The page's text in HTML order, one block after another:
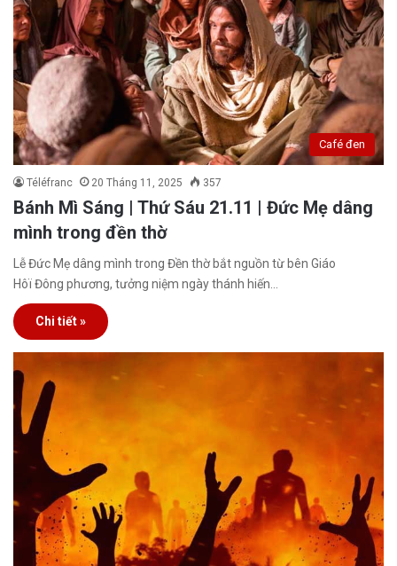
Café đen
Téléfranc 20 Tháng 11, 2025 357
Bánh Mì Sáng | Thứ Sáu 21.11 | Đức Mẹ dâng
mình trong đền thờ
Lễ Đức Mẹ dâng mình trong Đền thờ bắt nguồn từ bên Giáo
Hôï Đông phương, tưởng niệm ngày thánh hiến…
Chi tiết »